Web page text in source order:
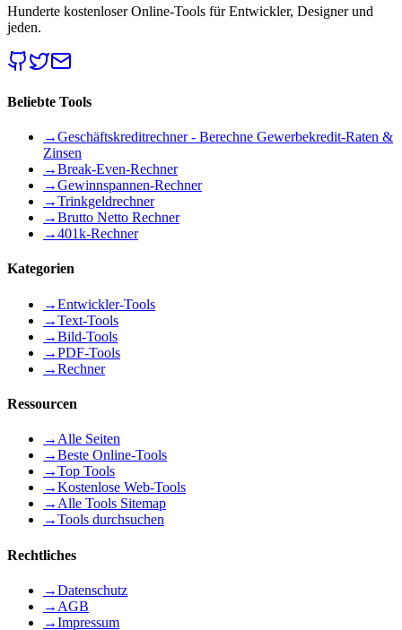
Hunderte kostenloser Online-Tools für Entwickler, Designer und
jeden.
Beliebte Tools
→Geschäftskreditrechner - Berechne Gewerbekredit-Raten &
Zinsen
→Break-Even-Rechner
→Gewinnspannen-Rechner
→Trinkgeldrechner
→Brutto Netto Rechner
→401k-Rechner
Kategorien
→Entwickler-Tools
→Text-Tools
→Bild-Tools
→PDF-Tools
→Rechner
Ressourcen
→ Alle Seiten
→Beste Online-Tools
→Top Tools
→Kostenlose Web-Tools
→ Alle Tools Sitemap
→Tools durchsuchen
Rechtliches
→Datenschutz
→ AGB
→Impressum